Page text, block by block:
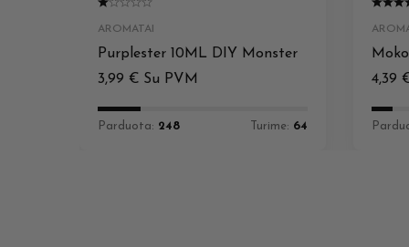
AROMATAI
Purplester 10ML DIY Monster
3,99 € Su PVM
Parduota: 248 Turime: 64
4,39